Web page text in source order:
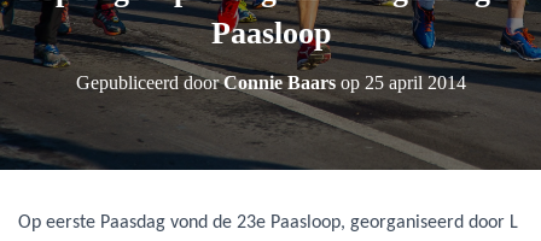
Paasloop
Gepubliceerd doorConnie Baarsop 25 april 2014
Op eerste Paasdag vond de 23e Paasloop, georganiseerd door L